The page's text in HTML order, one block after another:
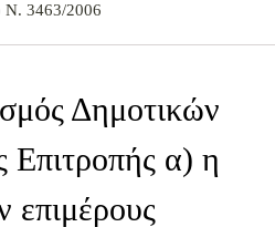
Ν. 3463/2006
Δημοτικών
α) η
επιμέρους